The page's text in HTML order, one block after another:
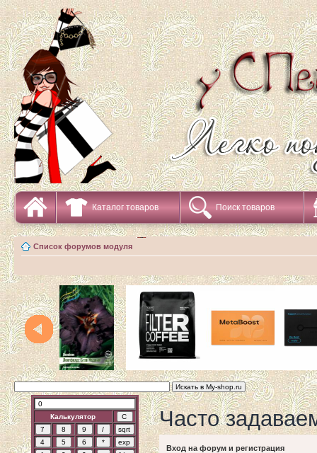
Каталог товаров Поиск товаров
Список форумов модуля
Калькулятор Часто
Вход на форум и регистрация